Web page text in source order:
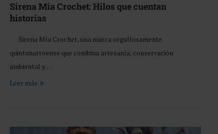
Sirena Mia Crochet: Hilos que cuentan
historias
Sirena Mía Crochet, una marca orgullosamente
quintanarroense que combina artesanía, conservación
ambiental y …
Leer más